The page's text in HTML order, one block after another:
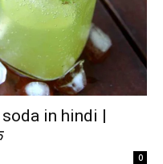
soda in hindi |
0